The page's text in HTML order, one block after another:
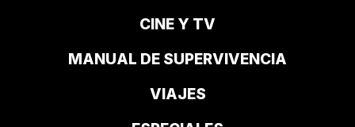
CINE Y TV
MANUAL DE SUPERVIVENCIA
VIAJES